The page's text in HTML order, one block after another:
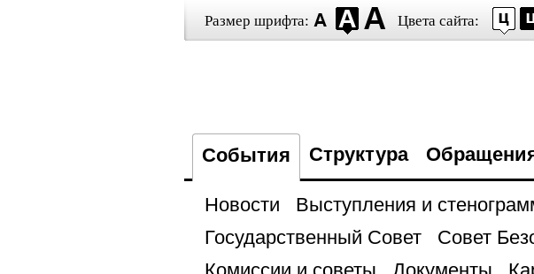
Размер шрифта: Цвета сайта:
События Структура
Новости Выступления и
Государственный Совет
Совет